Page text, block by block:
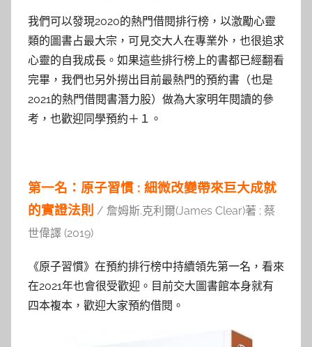
我們可以發現2020的熱門借閱排行榜，以激勵心靈
類的圖書占最大宗，可見交大人在專業外，也很追求
心靈的自我成長。如果這些排行榜上的書都已經翻看
完畢，我們也另外撈出目前最熱門的預約書（也是
2021的熱門借閱書潛力股）做為大家明年閱讀的參
考，也歡迎同學預約＋１。
第一名：原子習慣 : 細微改變帶來巨大成就
的實證法則 / 詹姆斯.克利爾(James Clear)著 ; 蔡
世偉譯 (2019)
《原子習慣》在預約排行榜中持續領先第一名，看來
在2021年也會很受歡迎。目前交大圖書館本身就有
四本複本，歡迎大家預約借閱。